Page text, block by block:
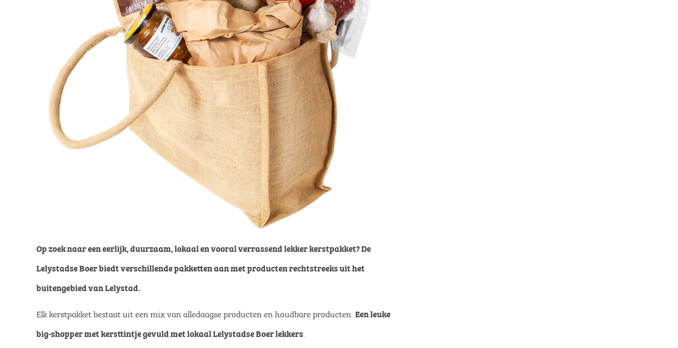
Op zoek naar een eerlijk, duurzaam, lokaal en vooral verrassend lekker kerstpakket? De
Lelystadse Boer biedt verschillende pakketten aan met producten rechtstreeks uit het
buitengebied van Lelystad.
Elk kerstpakket bestaat uit een mix van alledaagse producten en houdbare producten. Een leuke
big-shopper met kersttintje gevuld met lokaal Lelystadse Boer lekkers